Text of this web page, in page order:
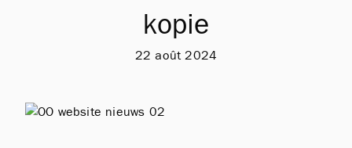
kopie
22 août 2024